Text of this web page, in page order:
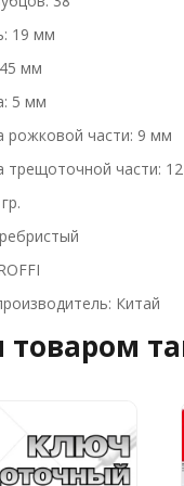
19 мм
мм
5 мм
рожковой части: 9 мм
трещоточной части:
Китай
товаром